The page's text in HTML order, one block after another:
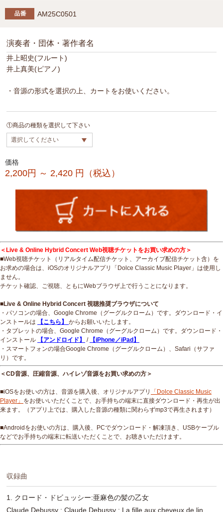
AM25C0501
演奏者・団体・著作者名
井上昭史(フルート)
井上真美(ピアノ)
・音源の形式を選択の上、カートをお使いください。
①商品の種類を選択して下さい
価格
2,200円 ～ 2,420 円（税込）
＜Live & Online Hybrid Concert Web視聴チケットをお買い求めの方＞
■Web視聴チケット（リアルタイム配信チケット、アーカイブ配信チケット含）を
お求めの場合は、iOSのオリジナルアプリ「Dolce Classic Music Player」は使用し
ません。
チケット確認、ご視聴、ともにWebブラウザ上で行うことになります。
■Live & Online Hybrid Concert 視聴推奨ブラウザについて
・パソコンの場合、Google Chrome（グーグルクローム）です。ダウンロード・イ
ンストールは
【こちら】
からお願いいたします。
・タブレットの場合、Google Chrome（グーグルクローム）です。ダウンロード・
インストール
【アンドロイド】 /
【iPhone／iPad】
・スマートフォンの場合Google Chrome（グーグルクローム）、Safari（サファ
リ）です。
＜CD音源、圧縮音源、ハイレゾ音源をお買い求めの方＞
■iOSをお使いの方は、音源を購入後、オリジナルアプリ
「Dolce Classic Music
Player」 をお使いいただくことで、お手持ちの端末に直接ダウンロード・再生が出
来ます。（アプリ上では、購入した音源の種類に関わらずmp3で再生されます）
■Androidをお使いの方は、購入後、PCでダウンロード・解凍頂き、USBケーブル
などでお手持ちの端末に転送いただくことで、お聴きいただけます。
収録曲
1. クロード・ドビュッシー:亜麻色の髪の乙女
Claude Debussy : Claude Debussy : La fille aux cheveux de lin